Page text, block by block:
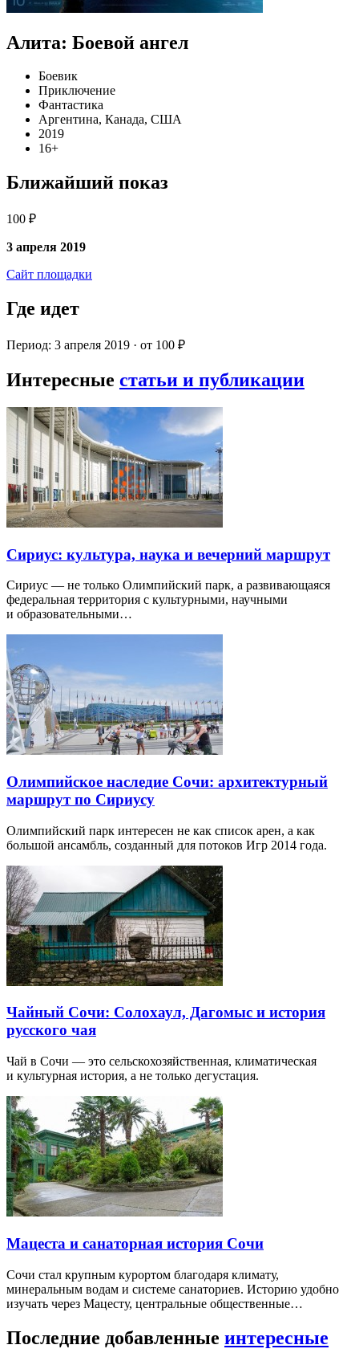
Алита: Боевой ангел
Боевик
Приключение
Фантастика
Аргентина, Канада, США
2019
16+
Ближайший показ
100 ₽
3 апреля 2019
Сайт площадки
Где идет
Период: 3 апреля 2019 · от 100 ₽
Интересные статьи и публикации
Сириус: культура, наука и вечерний маршрут
Сириус — не только Олимпийский парк, а развивающаяся
федеральная территория с культурными, научными
и образовательными…
Олимпийское наследие Сочи: архитектурный
маршрут по Сириусу
Олимпийский парк интересен не как список арен, а как
большой ансамбль, созданный для потоков Игр 2014 года.
Чайный Сочи: Солохаул, Дагомыс и история
русского чая
Чай в Сочи — это сельскохозяйственная, климатическая
и культурная история, а не только дегустация.
Мацеста и санаторная история Сочи
Сочи стал крупным курортом благодаря климату,
минеральным водам и системе санаториев. Историю удобно
изучать через Мацесту, центральные общественные…
Последние добавленные интересные